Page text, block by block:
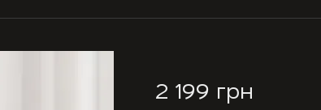
2 199 грн